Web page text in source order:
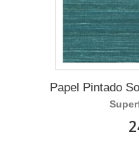
Papel Pintado